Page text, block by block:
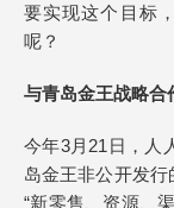
要实现这个目标
呢？
与青岛金王战略合
今年3月21日，人
岛金王非公开发
“新零售、资源、